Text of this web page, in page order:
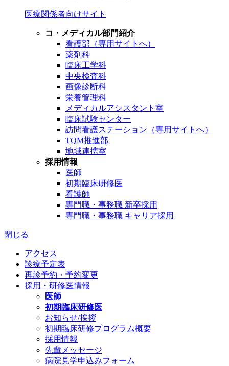
医療関係者向けサイト
コ・メディカル部門紹介
看護部（専用サイトへ）
薬剤科
臨床工学科
中央検査科
画像診断科
栄養管理科
メディカルアシスタント室
臨床試験センター
訪問看護ステーション（専用サイトへ）
TQM推進部
地域連携室
採用情報
医師
初期臨床研修医
看護師
専門職・事務職 新卒採用
専門職・事務職 キャリア採用
閉じる
アクセス
診療予定表
再診予約・予約変更
採用・研修医情報
医師
初期臨床研修医
お知らせ/挨拶
初期臨床研修プログラム概要
採用情報
先輩メッセージ
病院見学申込みフォーム